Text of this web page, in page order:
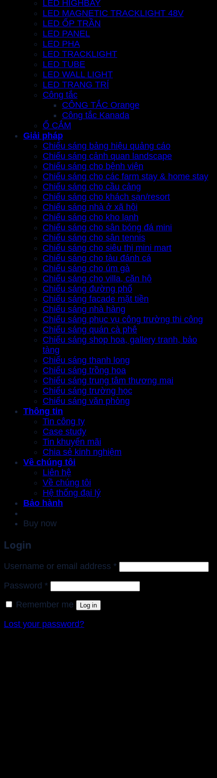
LED HIGHBAY
LED MAGNETIC TRACKLIGHT 48V
LED ỐP TRẦN
LED PANEL
LED PHA
LED TRACKLIGHT
LED TUBE
LED WALL LIGHT
LED TRANG TRÍ
Công tắc
CÔNG TẮC Orange
Công tắc Kanada
Ổ CẮM
Giải pháp
Chiếu sáng bảng hiệu quảng cáo
Chiếu sáng cảnh quan landscape
Chiếu sáng cho bệnh viện
Chiếu sáng cho các farm stay & home stay
Chiếu sáng cho cầu cảng
Chiếu sáng cho khách sạn/resort
Chiếu sáng nhà ở xã hội
Chiếu sáng cho kho lạnh
Chiếu sáng cho sân bóng đá mini
Chiếu sáng cho sân tennis
Chiếu sáng cho siêu thị mini mart
Chiếu sáng cho tàu đánh cá
Chiếu sáng cho úm gà
Chiếu sáng cho villa, căn hộ
Chiếu sáng đường phố
Chiếu sáng facade mặt tiền
Chiếu sáng nhà hàng
Chiếu sáng phục vụ công trường thi công
Chiếu sáng quán cà phê
Chiếu sáng shop hoa, gallery tranh, bảo
tàng
Chiếu sáng thanh long
Chiếu sáng trồng hoa
Chiếu sáng trung tâm thương mại
Chiếu sáng trường học
Chiếu sáng văn phòng
Thông tin
Tin công ty
Case study
Tin khuyến mãi
Chia sẻ kinh nghiệm
Về chúng tôi
Liên hệ
Về chúng tôi
Hệ thống đại lý
Bảo hành
Buy now
Login
Username or email address *Required
Password *Required
Remember me Log in
Lost your password?